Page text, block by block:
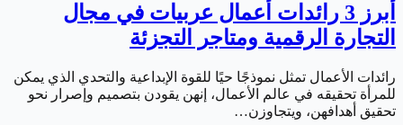
أبرز 3 رائدات أعمال عربيات في مجال
التجارة الرقمية ومتاجر التجزئة
رائدات الأعمال تمثل نموذجًا حيًا للقوة الإبداعية والتحدي الذي يمكن
للمرأة تحقيقه في عالم الأعمال، إنهن يقودن بتصميم وإصرار نحو
تحقيق أهدافهن، ويتجاوزن…